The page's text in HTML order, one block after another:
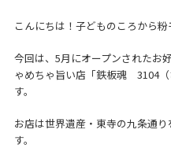
こんにちは！子どものころから粉
今回は、5月にオープンされたお
ゃめちゃ旨い店「鉄板魂 3104
す。
お店は世界遺産・東寺の九条通
す。